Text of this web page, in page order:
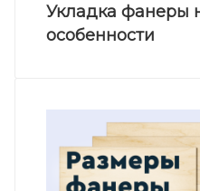
Укладка фанеры
особенности